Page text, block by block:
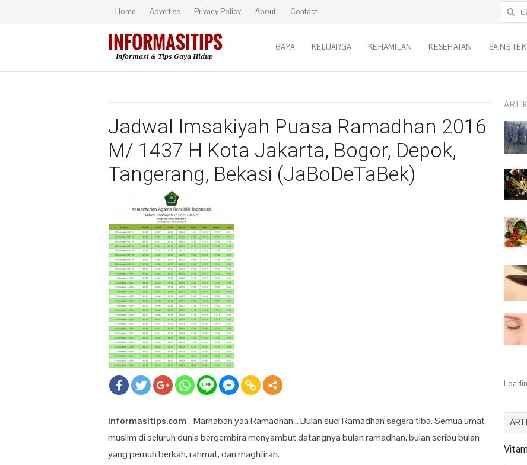
Home Advertise Privacy Policy About Contact Cari
GAYA KELUARGA KEHAMILAN KESEHATAN SAINS
Jadwal Imsakiyah Puasa Ramadhan 2016
M/ 1437 H Kota Jakarta, Bogor, Depok,
Tangerang, Bekasi (JaBoDeTaBek)
informasitips.com- Marhaban yaa Ramadhan… Bulan suci Ramadhan segera tiba. Semua umat
muslim di seluruh dunia bergembira menyambut datangnya bulan ramadhan, bulan seribu bulan
yang pernuh berkah, rahmat, dan maghfirah.